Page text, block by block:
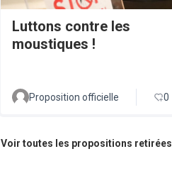
Luttons contre les
moustiques !
Proposition officielle 0
Voir toutes les propositions retirées